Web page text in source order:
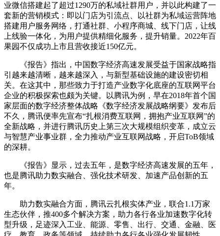
业微信搭建起了超过1290万的私域社群用户，并以此构建了一
套新的营销模式：即以门店为引流点、以社群为私域运营阵地
搭建用户服务网络，打通社群、小程序商城、线下门店，让线
上线验一体化，为用户提供精细化服务，提升销量。2022年百
果园不仅成功上市且营收接近150亿元。
《报告》指出，中国数字经济高速发展受益于国家战略指
引越来越清晰，越来越深入，与新型基础设施的建设密切相
关。在这其中，那些致力于打造产业数字化底座的互联网平台
企业的积极探索也颇为关键。以腾讯为例，早在2018年首个国
家层面的数字经济整体战略《数字经济发展战略纲要》发布后
不久，腾讯便率先宣布“扎根消费互联网，拥抱产业互联网”的
全新战略，并进行腾讯历史上第三次大规模组织变革，成立云
与智慧产业事业群，全力推动产业互联网战略，开启ToB领域
的深耕。
《报告》显示，过去五年，是数字经济高速发展的五年，
也是腾讯助力数实融合、强化技术研发、加速产品创新的五
年。
助力数实融合方面，腾讯云扎根实体产业，联合1.1万家
生态伙伴，推400多个解决方案，助力各行各业加速数字化转
型升级，足迹深入工业、能源、零售、出行、交通、金融、医